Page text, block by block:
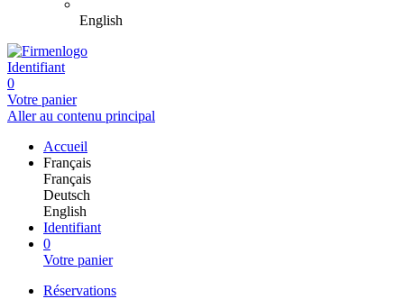
English
Identifiant
0
Votre panier
Aller au contenu principal
Accueil
Français
Français
Deutsch
English
Identifiant
0
Votre panier
Réservations